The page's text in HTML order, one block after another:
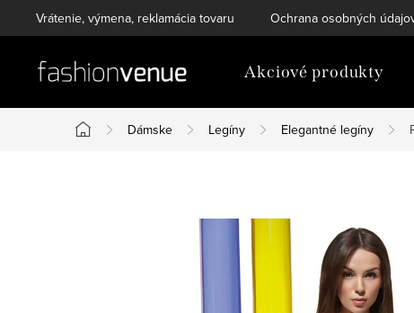
na
Vrátenie, výmena, reklamácia tovaru Ochrana osobných
Akciové produkty
Domov
Dámske Legíny Elegantné legíny